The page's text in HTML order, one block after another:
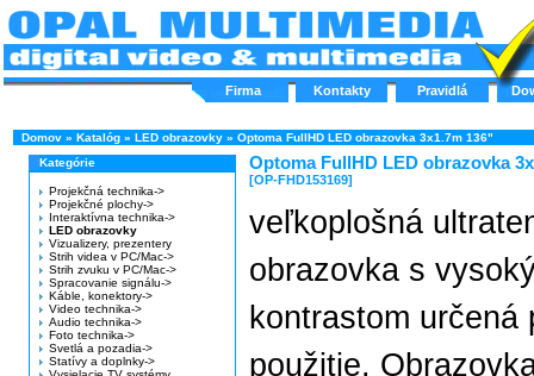
Firma Kontakty Pravidlá
Domov » Katalóg » LED obrazovky » Optoma FullHD LED obrazovka 3x1.7m 136"
Kategórie
Projekčná technika->
Projekčné plochy->
Interaktívna technika->
LED obrazovky
Vizualizery, prezentery
Strih videa v PC/Mac->
Strih zvuku v PC/Mac->
Spracovanie signálu->
Káble, konektory->
Video technika->
Audio technika->
Foto technika->
Svetlá a pozadia->
Statívy a doplnky->
Optoma FullHD LED obrazovka
[OP-FHD153169]
veľkoplošná
obrazovka s
kontrastom určená
použitie.